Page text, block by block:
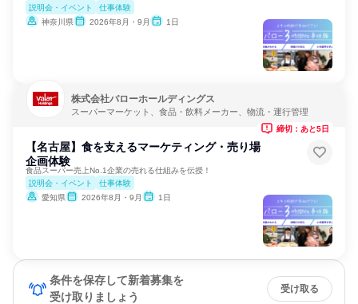
説明会・イベント
仕事体験
神奈川県
2026年8月・9月 1日
株式会社バローホールディングス
スーパーマーケット、食品・飲料メーカー、物流・運行管理
【名古屋】食を支えるマーケティング・売り場
企画体験
食品スーパー売上No.1企業の売れる仕組みを伝授！
説明会・イベント
仕事体験
愛知県
2026年8月・9月 1日
締切：あと5日
条件を保存して新着募集を
受け取りましょう
受け取る